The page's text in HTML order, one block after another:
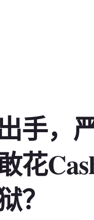
手，
花
？